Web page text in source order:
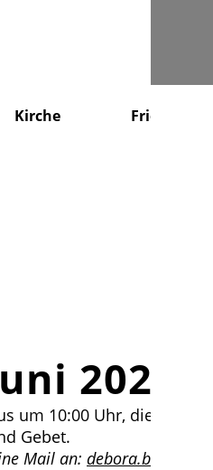
Kirche Friedhof
2020
10:00 Uhr, die
Gebet.
Mail an: